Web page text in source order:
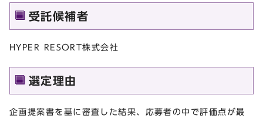
受託候補者
HYPER RESORT株式会社
選定理由
企画提案書を基に審査した結果、応募者の中で評価点が最